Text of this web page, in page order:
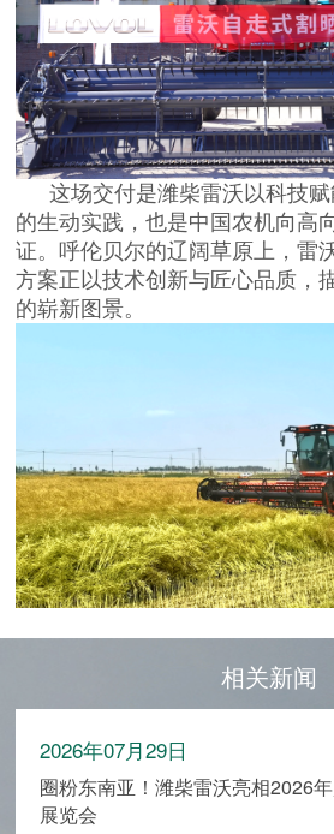
这场交付是潍柴雷沃以科技
的生动实践，也是中国农机向高
证。呼伦贝尔的辽阔草原上，雷
方案正以技术创新与匠心品质，
的崭新图景。
相关新闻
2026年07月29日
圈粉东南亚！潍柴雷沃亮相2026
展览会